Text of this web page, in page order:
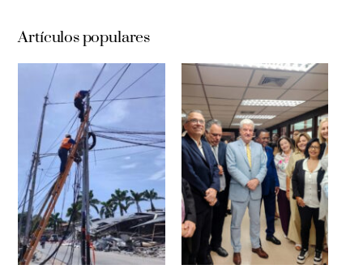
Artículos populares